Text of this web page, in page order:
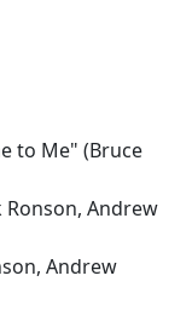
to Me" (Bruce
Andrew
Andrew